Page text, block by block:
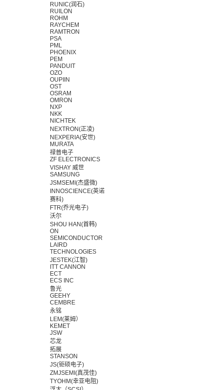
RUNIC(润石)
RUILON
ROHM
RAYCHEM
RAMTRON
PSA
PML
PHOENIX
PEM
PANDUIT
OZO
OUPIIN
OST
OSRAM
OMRON
NXP
NKK
NICHTEK
NEXTRON(正凌)
NEXPERIA(安世)
MURATA
禄普电子
ZF ELECTRONICS
VISHAY 威世
SAMSUNG
JSMSEMI(杰盛微)
INNOSCIENCE(英诺
赛科)
FTR(乔光电子)
沃尔
SHOU HAN(首韩)
ON
SEMICONDUCTOR
LAIRD
TECHNOLOGIES
JESTEK(江智)
ITT CANNON
ECT
ECS INC
鲁光
GEEHY
CEMBRE
永铭
LEM(莱姆）
KEMET
JSW
芯龙
拓展
STANSON
JS(钜硕电子)
ZMJSEMI(真茂佳)
TYOHM(幸亚电阻)